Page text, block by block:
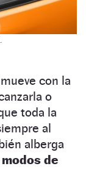
con la
o
toda la
al
alberga
modos de